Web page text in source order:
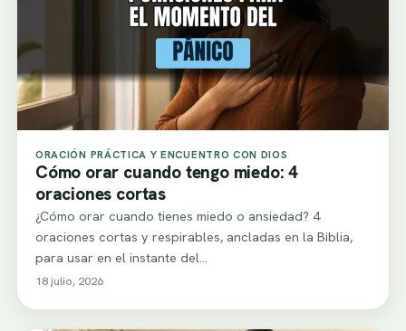
ORACIÓN PRÁCTICA Y ENCUENTRO CON DIOS
Cómo orar cuando tengo miedo: 4
oraciones cortas
¿Cómo orar cuando tienes miedo o ansiedad? 4
oraciones cortas y respirables, ancladas en la Biblia,
para usar en el instante del…
18 julio, 2026